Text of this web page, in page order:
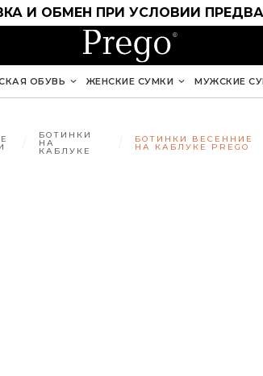
И ОБМЕН ПРИ УСЛОВИИ
ОБУВЬ ЖЕНСКИЕ СУМКИ МУЖСКИЕ
БОТИНКИ
НА
КАБЛУКЕ
БОТИНКИ ВЕСЕННИЕ
НА КАБЛУКЕ PREGO